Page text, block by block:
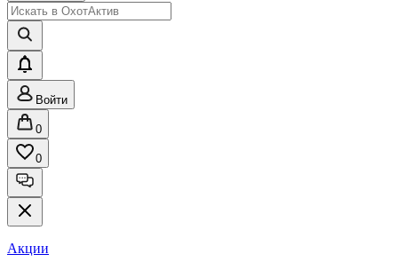
Войти
0
0
Акции